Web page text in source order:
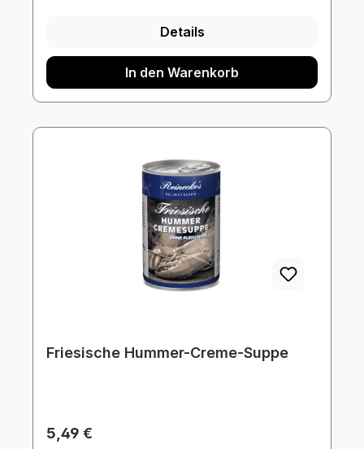
Details
In den Warenkorb
Friesische Hummer-Creme-Suppe
Regulärer Preis:
5,49 €